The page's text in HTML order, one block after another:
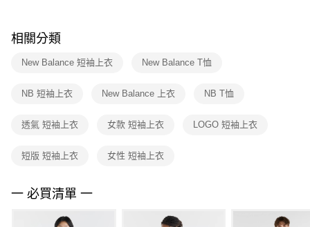
※ 交易是否成功請以「AFTEE先享後付 」之結帳頁面顯示為準，若有關於
是否繳費成功／繳費後需取消欲退款等相關疑問，請聯繫「AFTEE先享後付
客戶支援中心」 https://netprotections.freshdesk.com/support/home
１．透過由恩沛科技股份有限公司提供之「AFTEE先享後付」服務完成之交
權轉讓予恩沛科技股份有限公司。
３．未成年的使用者請事先徵得法定代理人或監護人之同意方可使用
４．使用「AFTEE先享後付」時，將依據個別帳號之用戶狀況，依本公司即
請求用戶進行身份認證。
相關分類
New Balance 短袖上衣 New Balance T恤
NB 短袖上衣 New Balance 上衣 NB T恤
透氣 短袖上衣 女款 短袖上衣 LOGO 短袖上衣
短版 短袖上衣 女性 短袖上衣
一 必買清單 一